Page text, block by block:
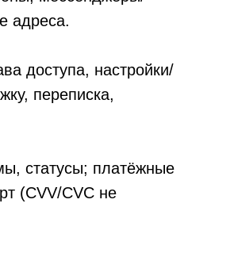
адреса.
доступа, настройки/
переписка,
статусы; платёжные
(CVV/CVC не